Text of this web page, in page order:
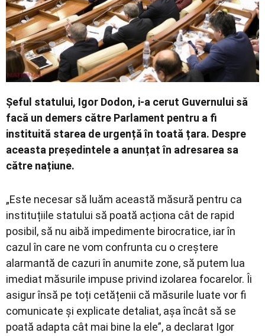
Șeful statului, Igor Dodon, i-a cerut Guvernului să
facă un demers către Parlament pentru a fi
instituită starea de urgență în toată țara. Despre
aceasta președintele a anunțat în adresarea sa
către națiune.
„Este necesar să luăm această măsură pentru ca
instituțiile statului să poată acționa cât de rapid
posibil, să nu aibă impedimente birocratice, iar în
cazul în care ne vom confrunta cu o creștere
alarmantă de cazuri în anumite zone, să putem lua
imediat măsurile impuse privind izolarea focarelor. Îi
asigur însă pe toți cetățenii că măsurile luate vor fi
comunicate și explicate detaliat, așa încât să se
poată adapta cât mai bine la ele”, a declarat Igor